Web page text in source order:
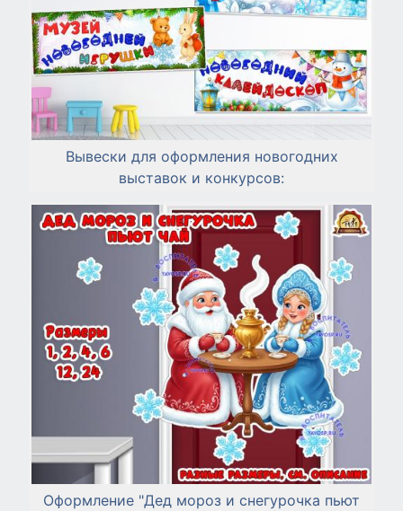
Вывески для оформления новогодних
выставок и конкурсов:
Оформление "Дед мороз и снегурочка пьют